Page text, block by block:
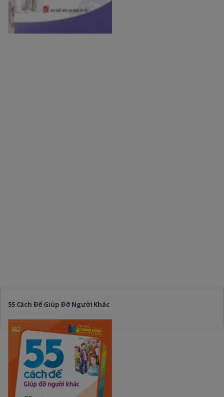
55 Cách Để Giúp Đỡ Người Khác